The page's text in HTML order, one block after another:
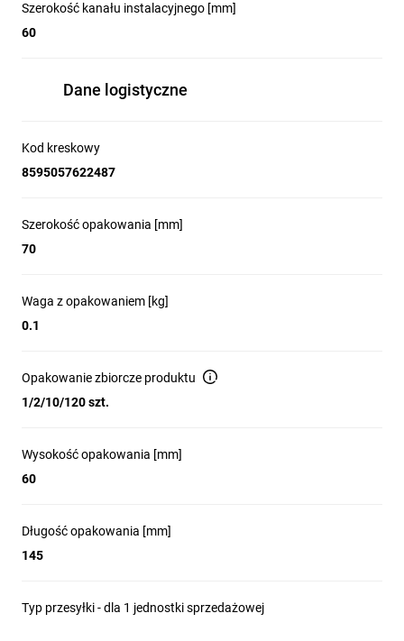
Szerokość kanału instalacyjnego [mm]
60
Dane logistyczne
Kod kreskowy
8595057622487
Szerokość opakowania [mm]
70
Waga z opakowaniem [kg]
0.1
Opakowanie zbiorcze produktu
1/2/10/120 szt.
Wysokość opakowania [mm]
60
Długość opakowania [mm]
145
Typ przesyłki - dla 1 jednostki sprzedażowej